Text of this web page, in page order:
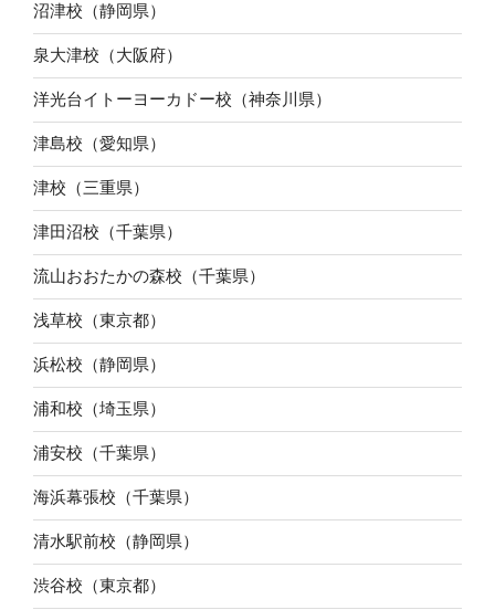
沼津校（静岡県）
泉大津校（大阪府）
洋光台イトーヨーカドー校（神奈川県）
津島校（愛知県）
津校（三重県）
津田沼校（千葉県）
流山おおたかの森校（千葉県）
浅草校（東京都）
浜松校（静岡県）
浦和校（埼玉県）
浦安校（千葉県）
海浜幕張校（千葉県）
清水駅前校（静岡県）
渋谷校（東京都）